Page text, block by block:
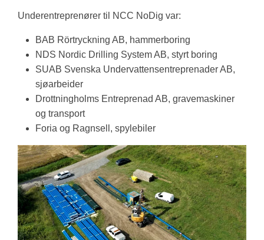
Underentreprenører til NCC NoDig var:
BAB Rörtryckning AB, hammerboring
NDS Nordic Drilling System AB, styrt boring
SUAB Svenska Undervattensentreprenader AB,
sjøarbeider
Drottningholms Entreprenad AB, gravemaskiner
og transport
Foria og Ragnsell, spylebiler